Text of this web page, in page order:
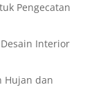
Pengecatan
Interior
Hujan dan